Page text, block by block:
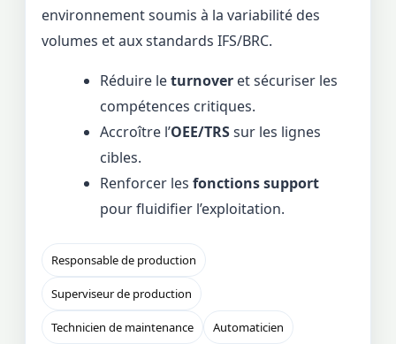
environnement soumis à la variabilité des
volumes et aux standards IFS/BRC.
Réduire leturnoveret sécuriser les
compétences critiques.
Accroître l’OEE/TRSsur les lignes
cibles.
Renforcer les fonctions support
pour fluidifier l’exploitation.
Responsable de production
Superviseur de production
Technicien de maintenance Automaticien